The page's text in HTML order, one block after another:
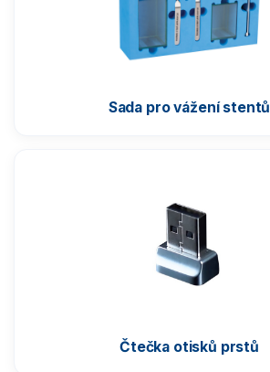
Sada pro vážení stentů
Čtečka otisků prstů